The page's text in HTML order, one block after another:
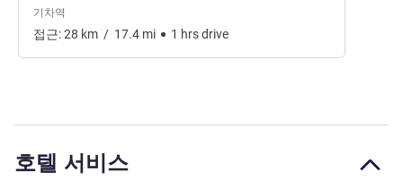
기차역
접근:28 km / 17.4 mi 1 hrsdrive
호텔 서비스